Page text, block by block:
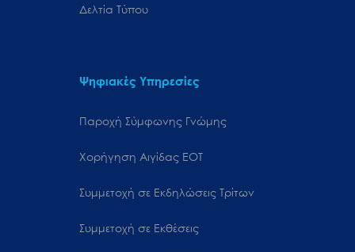
Δελτία Τύπου
Ψηφιακές Υπηρεσίες
Παροχή Σύμφωνης Γνώμης
Χορήγηση Αιγίδας ΕΟΤ
Συμμετοχή σε Εκδηλώσεις Τρίτων
Συμμετοχή σε Εκθέσεις